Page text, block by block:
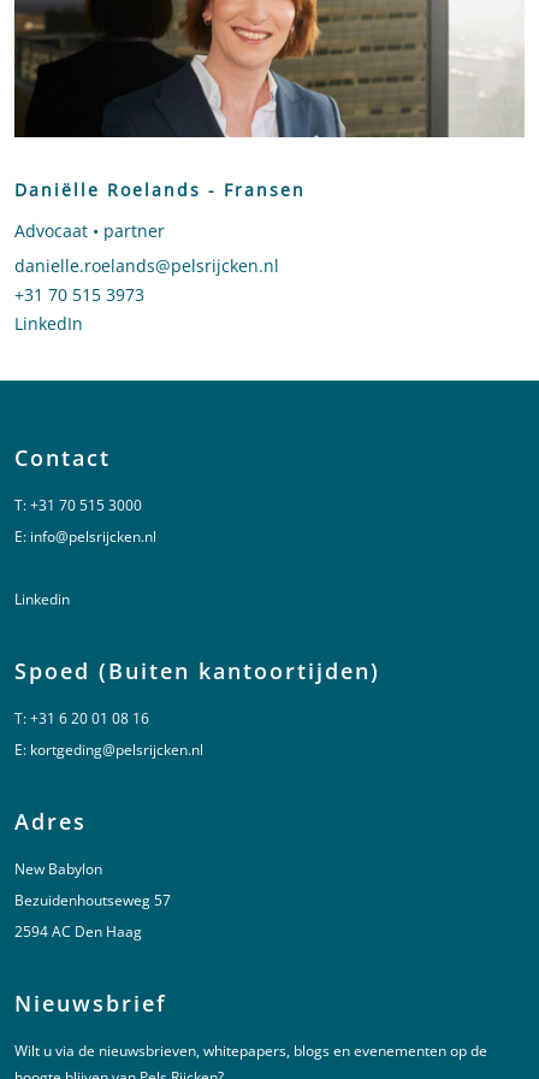
Daniëlle Roelands - Fransen
Advocaat • partner
Stuur een e-mail naar Daniëlle Roelands - Fransen
danielle.roelands@pelsrijcken.nl
Bel naar Daniëlle Roelands - Fransen
+31 70 515 3973
LinkedIn
Contact
T:+31 70 515 3000
E: info@pelsrijcken.nl
Linkedin
Spoed (Buiten kantoortijden)
T:+31 6 20 01 08 16
E: kortgeding@pelsrijcken.nl
Adres
New Babylon
Bezuidenhoutseweg 57
2594 AC Den Haag
Nieuwsbrief
Wilt u via de nieuwsbrieven, whitepapers, blogs en evenementen op de